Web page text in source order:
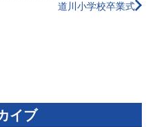
道川小学校卒業式
イブ